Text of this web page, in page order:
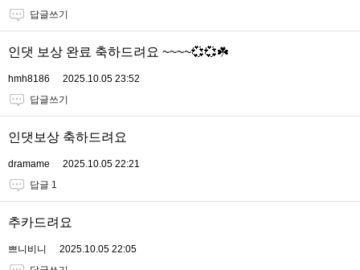
답글쓰기
인댓 보상 완료 축하드려요 ~~~~💞💞☘️
hmh8186
2025.10.05 23:52
답글쓰기
인댓보상 축하드려요
dramame
2025.10.05 22:21
답글 1
추카드려요
쁘니비니
2025.10.05 22:05